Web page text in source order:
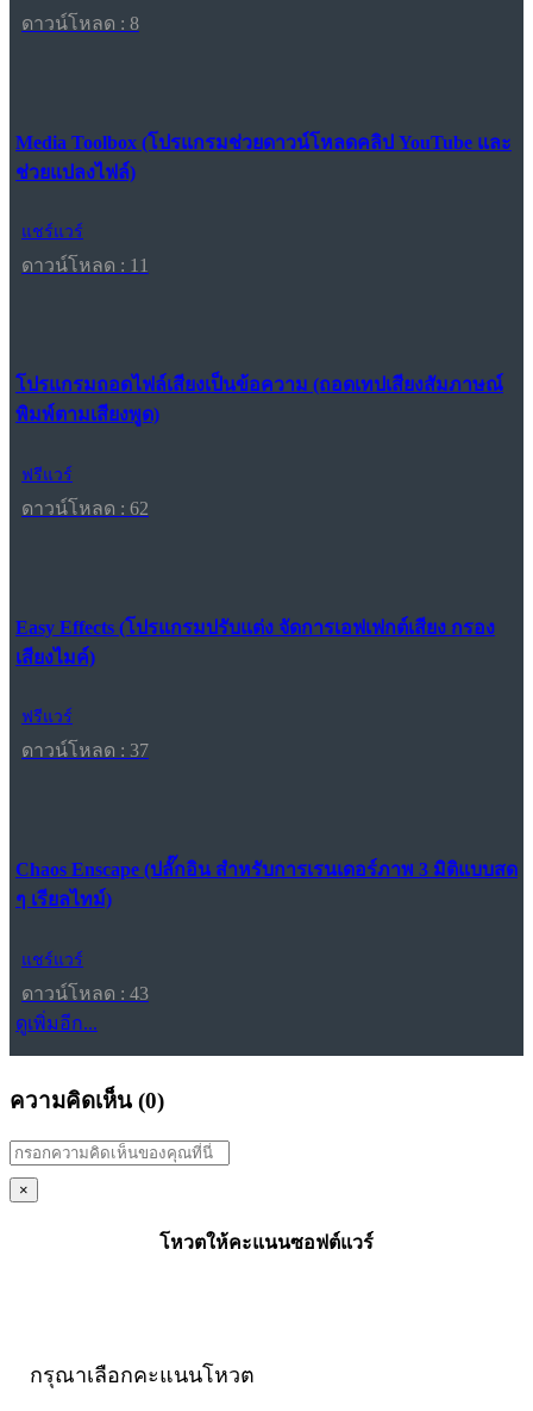
ดาวน์โหลด : 8
Media Toolbox (โปรแกรมช่วยดาวน์โหลดคลิป YouTube และ
ช่วยแปลงไฟล์)
แชร์แวร์
ดาวน์โหลด : 11
โปรแกรมถอดไฟล์เสียงเป็นข้อความ (ถอดเทปเสียงสัมภาษณ์
พิมพ์ตามเสียงพูด)
ฟรีแวร์
ดาวน์โหลด : 62
Easy Effects (โปรแกรมปรับแต่ง จัดการเอฟเฟกต์เสียง กรอง
เสียงไมค์)
ฟรีแวร์
ดาวน์โหลด : 37
Chaos Enscape (ปลั๊กอิน สำหรับการเรนเดอร์ภาพ 3 มิติแบบสด
ๆ เรียลไทม์)
แชร์แวร์
ดาวน์โหลด : 43
ดูเพิ่มอีก...
ความคิดเห็น (0)
×
โหวตให้คะแนนซอฟต์แวร์
กรุณาเลือกคะแนนโหวต